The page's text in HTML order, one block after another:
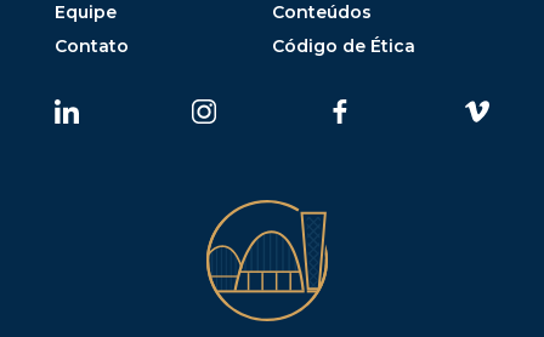
Equipe
Conteúdos
Contato
Código de Ética